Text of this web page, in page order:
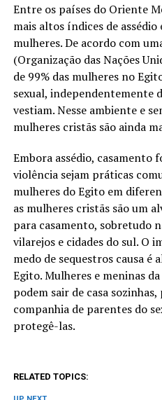
Entre os países do Oriente
mais altos índices de
mulheres. De acordo com
(Organização das Nações
de 99% das mulheres no
sexual, independentemente
vestiam. Nesse ambiente e
mulheres cristãs são ainda
Embora assédio, casamento
violência sejam práticas
mulheres do Egito em
as mulheres cristãs são um
para casamento, sobretudo
vilarejos e cidades do sul. O
medo de sequestros causa
Egito. Mulheres e meninas
podem sair de casa
companhia de parentes do
protegê-las.
RELATED TOPICS: